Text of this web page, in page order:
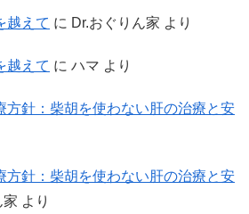
越えて に Dr.おぐりん家 より
越えて に ハマ より
方針：柴胡を使わない肝の治療と安
方針：柴胡を使わない肝の治療と安
家 より